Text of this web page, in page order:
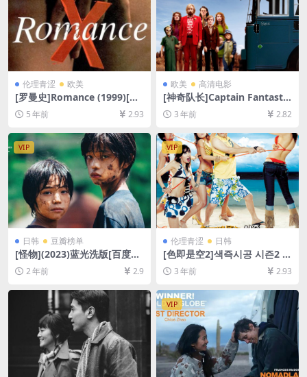
伦理青涩 欧美
[罗曼史]Romance (1999)[百
度网盘+迅雷云盘资源1080P
超清未删减][MP4/6.3GB][原
声中英字幕]【手机无法在线播
放，请下载防和谐压缩包（含
解压密码）】
5 年前 2.93
欧美 高清电影
[神奇队长]Captain Fantastic
(2016)[百度网盘+夸克网盘10
80P超清未删减资源][网盘在
线播放/下载][MP4/7.5GB][中
英字幕]
3 年前 2.82
VIP
日韩 豆瓣榜单
[怪物](2023)蓝光洗版[百度网
盘+夸克网盘1080P超清未删
减资源][网盘在线播放/下载]
2 年前 2.9
VIP
伦理青涩 日韩
[色即是空2]색즉시공 시즌2 (2
007)[百度网盘+迅雷云盘资源
1080P超清未删减][MP4/6G
3 年前 2.93
VIP